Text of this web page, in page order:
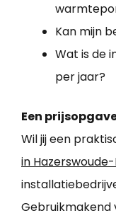
Kan mijn
Wat is de
per jaar?
Een
Wil jij een
in
Gebruikmakend